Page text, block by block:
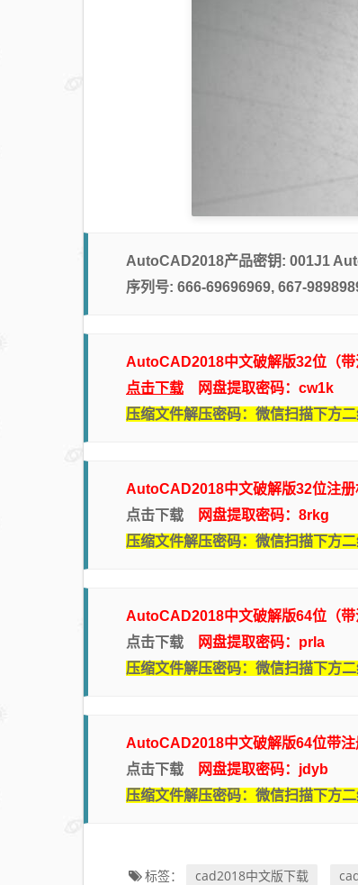
AutoCAD2018产品密钥: 001J1
序列号: 666-69696969, 667-
AutoCAD2018中文破解版32位（
点击下载 网盘提取密码：cw1k
压缩文件解压密码：微信扫描下方二
AutoCAD2018中文破解版32位注册
点击下载 网盘提取密码：8rkg
压缩文件解压密码：微信扫描下方二
AutoCAD2018中文破解版64位（
点击下载 网盘提取密码：prla
压缩文件解压密码：微信扫描下方二
AutoCAD2018中文破解版64位带注
点击下载 网盘提取密码：jdyb
压缩文件解压密码：微信扫描下方二
标签： cad2018中文版下载